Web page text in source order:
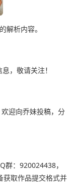
解析内容。
，敬请关注！
迎向乔妹投稿，分
群：920024438，
获取作品提交格式并